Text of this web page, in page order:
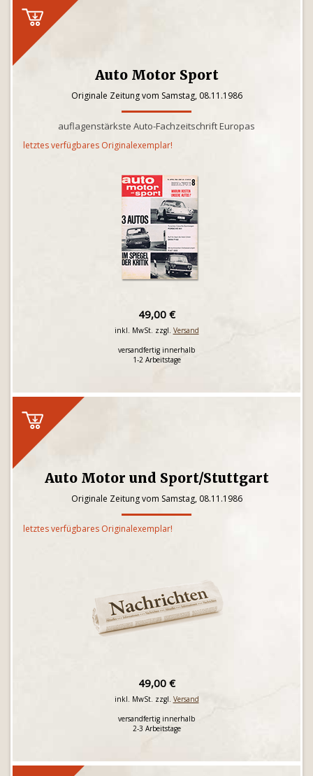
Auto Motor Sport
Originale Zeitung vom Samstag, 08.11.1986
auflagenstärkste Auto-Fachzeitschrift Europas
letztes verfügbares Originalexemplar!
49,00 €
inkl. MwSt. zzgl. Versand
versandfertig innerhalb
1-2 Arbeitstage
Auto Motor und Sport/Stuttgart
Originale Zeitung vom Samstag, 08.11.1986
letztes verfügbares Originalexemplar!
49,00 €
inkl. MwSt. zzgl. Versand
versandfertig innerhalb
2-3 Arbeitstage